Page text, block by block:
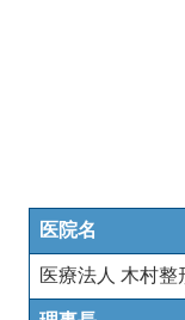
医院名
医療法人 木村整